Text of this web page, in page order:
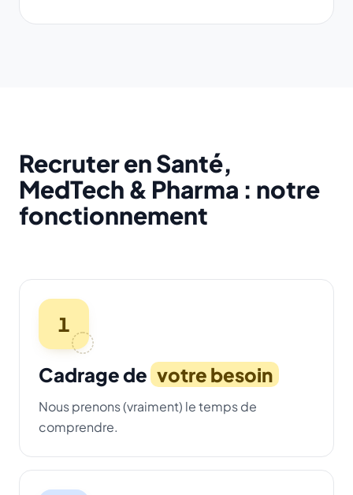
Recruter en Santé,
MedTech & Pharma : notre
fonctionnement
1
Cadrage de votre besoin
Nous prenons (vraiment) le temps de
comprendre.